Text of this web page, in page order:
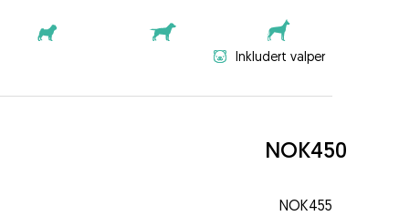
Inkludert valper
NOK450
NOK455